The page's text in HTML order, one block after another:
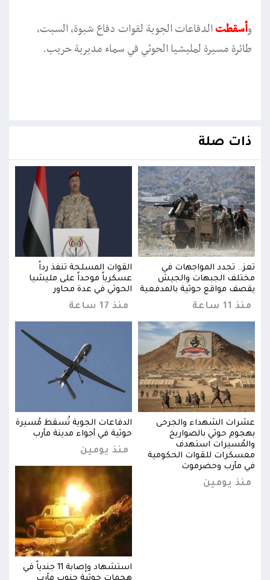
وأسقطتالدفاعات الجوية لقوات دفاع شبوة، السبت،
طائرة مسيرة لمليشيا الحوثي في سماء مديرية حريب.
ذات صلة
تعز.. تجدد المواجهات في
مختلف الجبهات والجيش
يقصف مواقع حوثية بالمدفعية
منذ 11 ساعة
القوات المسلحة تنفذ رداً
عسكرياً موحداً على مليشيا
الحوثي في عدة محاور
منذ 17 ساعة
عشرات الشهداء والجرحى
بهجوم حوثي بالصواريخ
والمُسيرات استهدف
معسكرات للقوات الحكومية
في مأرب وحضرموت
منذ يومين
الدفاعات الجوية تُسقط مُسيرة
حوثية في أجواء مدينة مأرب
منذ يومين
استشهاد وإصابة 11 جندياً في